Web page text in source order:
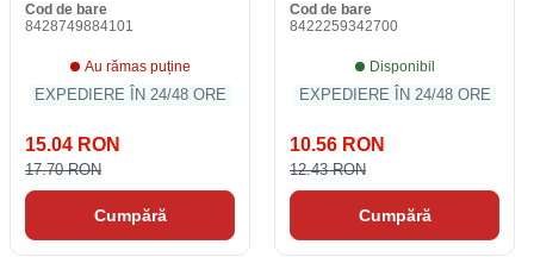
Cod de bare
8428749884101
Au rămas puține
EXPEDIERE ÎN 24/48 ORE
15.04 RON
17.70 RON
Cumpără
Cod de bare
8422259342700
Disponibil
EXPEDIERE ÎN 24/48 ORE
10.56 RON
12.43 RON
Cumpără